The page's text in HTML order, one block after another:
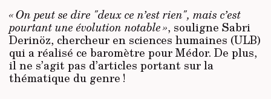
« On peut se dire "deux ce n’est rien", mais c’est
pourtant une évolution notable », souligne Sabri
Derinöz, chercheur en sciences humaines (ULB)
qui a réalisé ce baromètre pour Médor. De plus,
il ne s’agit pas d’articles portant sur la
thématique du genre !